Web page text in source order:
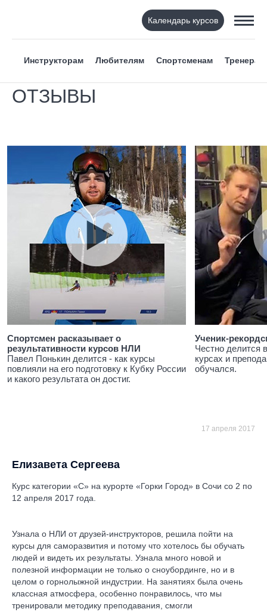
Календарь курсов
Инструкторам Любителям Спортсменам Тренерам
ОТЗЫВЫ
Спортсмен расказывает о
результативности курсов НЛИ
Павел Понькин делится - как курсы
повлияли на его подготовку к Кубку России
и какого результата он достиг.
Ученик-
Честно делится
курсах и
обучался.
17 апреля 2017
Елизавета Сергеева
Курс категории «С» на курорте «Горки Город» в Сочи со 2 по
12 апреля 2017 года.
Узнала о НЛИ от друзей-инструкторов, решила пойти на
курсы для саморазвития и потому что хотелось бы обучать
людей и видеть их результаты. Узнала много новой и
полезной информации не только о сноубординге, но и в
целом о горнолыжной индустрии. На занятиях была очень
классная атмосфера, особенно понравилось, что мы
тренировали методику преподавания, смогли